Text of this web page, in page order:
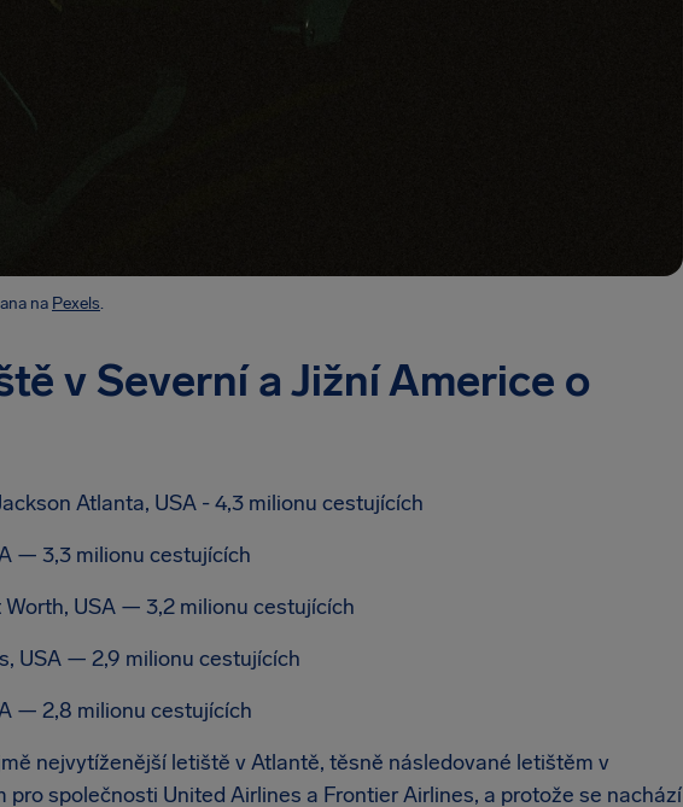
na Pexels.
v Severní a Jižní Americe o
Atlanta, USA - 4,3 milionu cestujících
— 3,3 milionu cestujících
USA — 3,2 milionu cestujících
USA — 2,9 milionu cestujících
— 2,8 milionu cestujících
nejvytíženější letiště v Atlantě, těsně následované letištěm v
pro společnosti United Airlines a Frontier Airlines, a protože se nachází